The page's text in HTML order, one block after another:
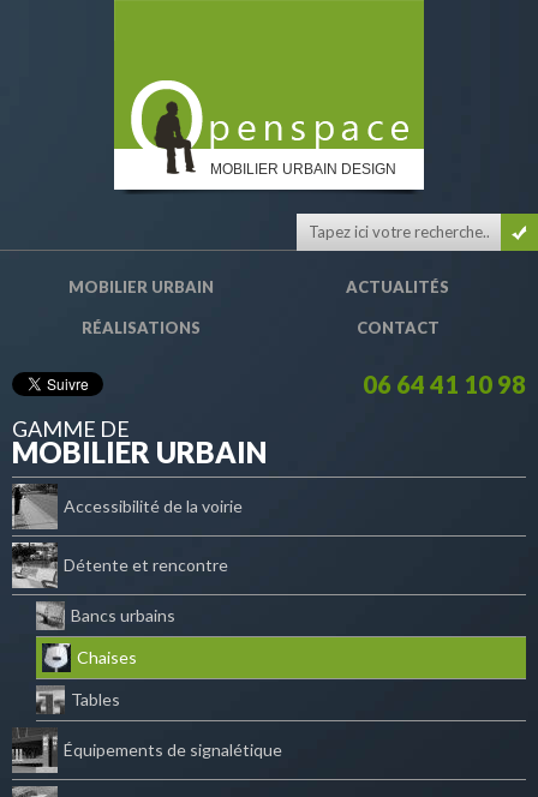
MOBILIER URBAIN DESIGN
MOBILIER URBAIN ACTUALITÉS
RÉALISATIONS CONTACT
06 64 41 10 98
GAMME DE
MOBILIER URBAIN
Accessibilité de la voirie
Détente et rencontre
Bancs urbains
Chaises
Tables
Équipements de signalétique